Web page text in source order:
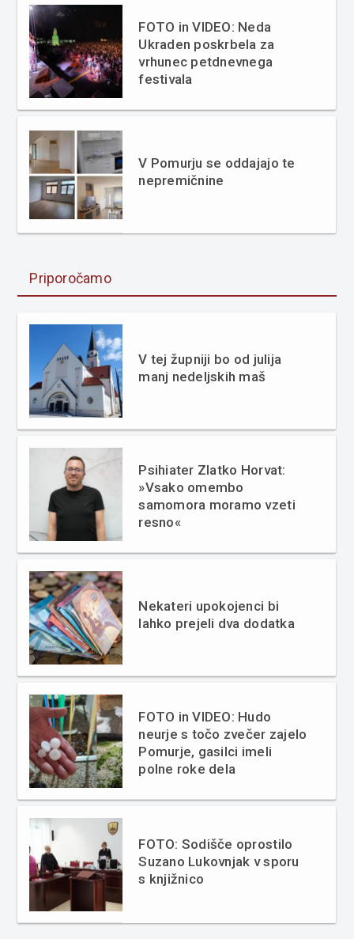
FOTO in VIDEO: Neda
Ukraden poskrbela za
vrhunec petdnevnega
festivala
V Pomurju se oddajajo te
nepremičnine
Priporočamo
V tej župniji bo od julija
manj nedeljskih maš
Psihiater Zlatko Horvat:
»Vsako omembo
samomora moramo vzeti
resno«
Nekateri upokojenci bi
lahko prejeli dva dodatka
FOTO in VIDEO: Hudo
neurje s točo zvečer zajelo
Pomurje, gasilci imeli
polne roke dela
FOTO: Sodišče oprostilo
Suzano Lukovnjak v sporu
s knjižnico